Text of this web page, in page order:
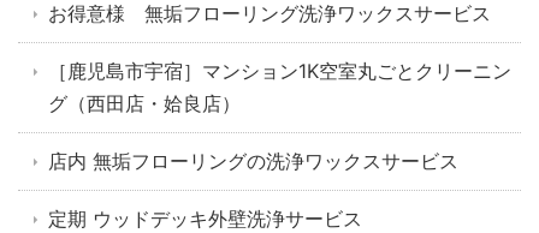
お得意様 無垢フローリング洗浄ワックスサービス
［鹿児島市宇宿］マンション1K空室丸ごとクリーニン
グ（西田店・姶良店）
店内 無垢フローリングの洗浄ワックスサービス
定期 ウッドデッキ外壁洗浄サービス